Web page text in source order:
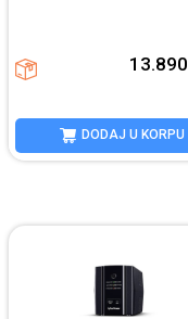
13.890
DODAJ U KORPU